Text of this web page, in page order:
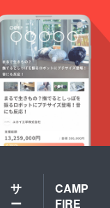
れば、
「VOIC
E化粧品
開発
チー
ム」の
一員と
して参
加する
ことが
す。
ことを
予めご
了承く
ださ
い。
【クラ
ウド
ファン
ディン
グ特
●今回美
ていた
だいた
方に限
個人差
がござ
います
ことを
予めご
了承く
ださ
い。
【クラ
ディン
●今回美
容液を
購入し
ホット
ペッ
パーを
ご覧く
ださ
い。 ※
ご予約
方法に
ついて
日メー
ルにて
ご連絡
いただ
す。 ※
法令に
サ
ー
CAMP
FIRE